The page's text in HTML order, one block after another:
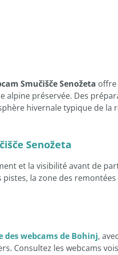
Smučišče Senožeta offre
alpine préservée. Des
hivernale typique de la
Senožeta
et la visibilité avant de
la zone des
des webcams de Bohinj,
Consultez les webcams